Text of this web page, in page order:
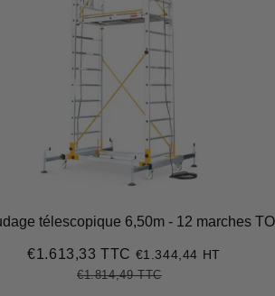
télescopique 6,50m - 12 marches
Prix
€1.613,33 TTC €1.613,33
€1.344,44 HT
Prix
€1.814,49 TTC€1.814,49